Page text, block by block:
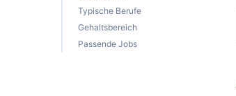
Typische Berufe
Gehaltsbereich
Passende Jobs